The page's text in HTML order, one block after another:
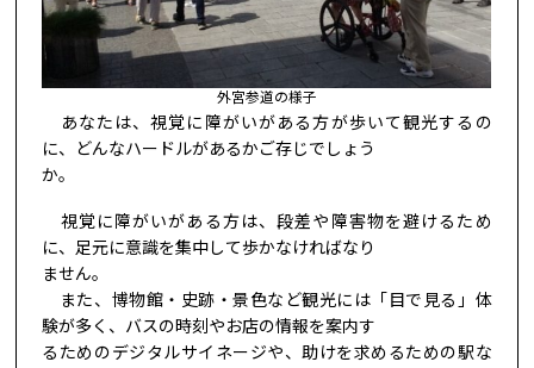
外宮参道の様子
あなたは、視覚に障がいがある方が歩いて観光するの
に、どんなハードルがあるかご存じでしょう
か。
視覚に障がいがある方は、段差や障害物を避けるため
に、足元に意識を集中して歩かなければなり
ません。
また、博物館・史跡・景色など観光には「目で見る」体
験が多く、バスの時刻やお店の情報を案内す
るためのデジタルサイネージや、助けを求めるための駅な